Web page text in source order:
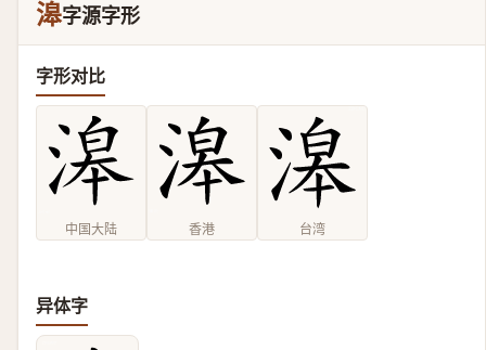
滜字源字形
字形对比
中国大陆 香港 台湾
异体字